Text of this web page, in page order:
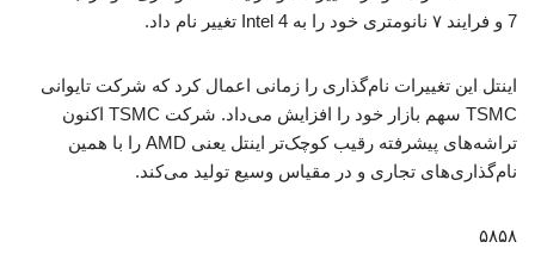
7 و فرایند ۷ نانومتری خود را به Intel 4 تغییر نام داد.
اینتل این تغییرات نام‌گذاری را زمانی اعمال کرد که شرکت تایوانی
TSMC سهم بازار خود را افزایش می‌داد. شرکت TSMC اکنون
تراشه‌های پیشرفته رقیب کوچک‌تر اینتل یعنی AMD را با همین
نام‌گذاری‌های تجاری و در مقیاس وسیع تولید می‌کند.
۵۸۵۸